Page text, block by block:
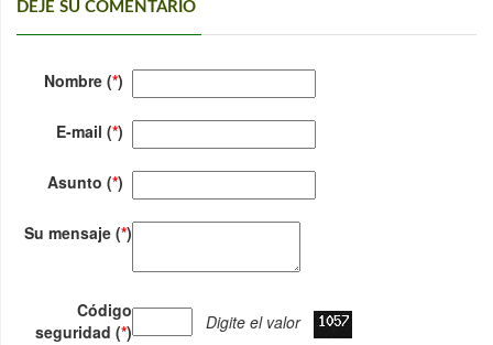
DEJE SU COMENTARIO
Nombre (*)
E-mail (*)
Asunto (*)
Su mensaje (*)
Código
seguridad (*) Digite el valor